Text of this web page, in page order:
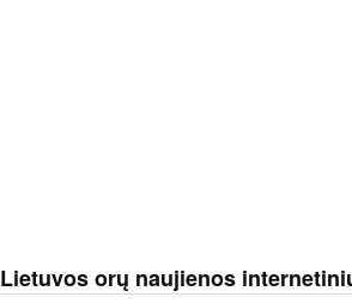
Lietuvos orų naujienos